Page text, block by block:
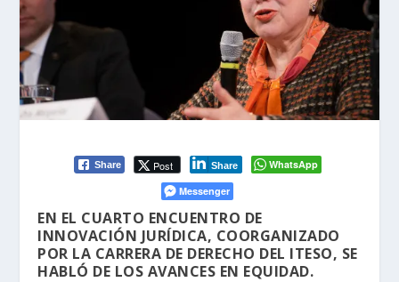
Share Post Share
WhatsApp
Messenger
EN EL CUARTO ENCUENTRO DE
INNOVACIÓN JURÍDICA, COORGANIZADO
POR LA CARRERA DE DERECHO DEL ITESO, SE
HABLÓ DE LOS AVANCES EN EQUIDAD.